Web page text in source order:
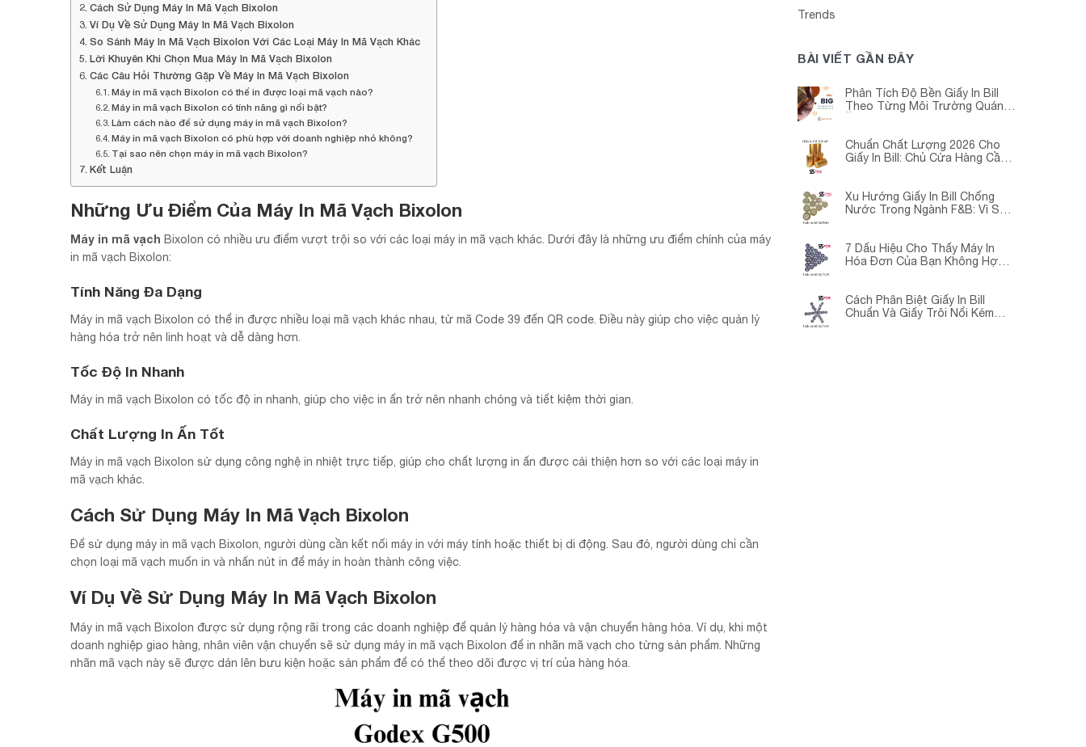
Cách Sử Dụng Máy In Mã Vạch Bixolon
Ví Dụ Về Sử Dụng Máy In Mã Vạch Bixolon
So Sánh Máy In Mã Vạch Bixolon Với Các Loại Máy In Mã Vạch Khác
Lời Khuyên Khi Chọn Mua Máy In Mã Vạch Bixolon
Các Câu Hỏi Thường Gặp Về Máy In Mã Vạch Bixolon
Máy in mã vạch Bixolon có thể in được loại mã vạch nào?
Máy in mã vạch Bixolon có tính năng gì nổi bật?
Làm cách nào để sử dụng máy in mã vạch Bixolon?
Máy in mã vạch Bixolon có phù hợp với doanh nghiệp nhỏ không?
Tại sao nên chọn máy in mã vạch Bixolon?
Kết Luận
Những Ưu Điểm Của Máy In Mã Vạch Bixolon
Máy in mã vạch Bixolon có nhiều ưu điểm vượt trội so với các loại máy in mã vạch khác. Dưới đây là những ưu điểm chính của máy
in mã vạch Bixolon:
Tính Năng Đa Dạng
Máy in mã vạch Bixolon có thể in được nhiều loại mã vạch khác nhau, từ mã Code 39 đến QR code. Điều này giúp cho việc quản lý
hàng hóa trở nên linh hoạt và dễ dàng hơn.
Tốc Độ In Nhanh
Máy in mã vạch Bixolon có tốc độ in nhanh, giúp cho việc in ấn trở nên nhanh chóng và tiết kiệm thời gian.
Chất Lượng In Ấn Tốt
Máy in mã vạch Bixolon sử dụng công nghệ in nhiệt trực tiếp, giúp cho chất lượng in ấn được cải thiện hơn so với các loại máy in
mã vạch khác.
Cách Sử Dụng Máy In Mã Vạch Bixolon
Để sử dụng máy in mã vạch Bixolon, người dùng cần kết nối máy in với máy tính hoặc thiết bị di động. Sau đó, người dùng chỉ cần
chọn loại mã vạch muốn in và nhấn nút in để máy in hoàn thành công việc.
Ví Dụ Về Sử Dụng Máy In Mã Vạch Bixolon
Máy in mã vạch Bixolon được sử dụng rộng rãi trong các doanh nghiệp để quản lý hàng hóa và vận chuyển hàng hóa. Ví dụ, khi một
doanh nghiệp giao hàng, nhân viên vận chuyển sẽ sử dụng máy in mã vạch Bixolon để in nhãn mã vạch cho từng sản phẩm. Những
nhãn mã vạch này sẽ được dán lên bưu kiện hoặc sản phẩm để có thể theo dõi được vị trí của hàng hóa.
Trends
BÀI VIẾT GẦN ĐÂY
Phân Tích Độ Bền Giấy In Bill
Theo Từng Môi Trường Quán
Chuẩn Chất Lượng 2026 Cho
Giấy In Bill: Chủ Cửa Hàng Cần
Xu Hướng Giấy In Bill Chống
Nước Trong Ngành F&B: Vì Sao
7 Dấu Hiệu Cho Thấy Máy In
Hóa Đơn Của Bạn Không Hợp
Cách Phân Biệt Giấy In Bill
Chuẩn Và Giấy Trôi Nổi Kém